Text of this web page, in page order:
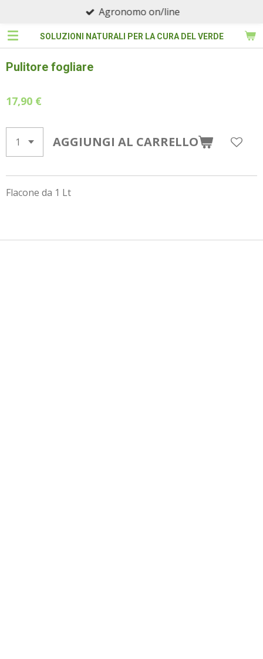
contenutoSOLUZIONI NATURALI PER LA CURA DEL VERDE
Agronomo on/line
Pulitore fogliare
17,90 €
AGGIUNGI AL CARRELLO
Flacone da 1 Lt